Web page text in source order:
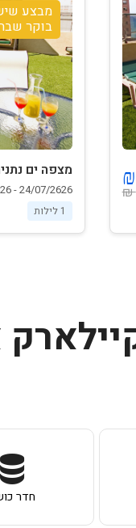
מבצע
בוקר
מצפה ים
24/07/2626 - 01/08/2626
1 לילות
חדר